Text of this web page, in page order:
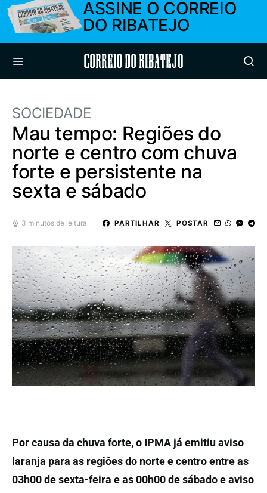
ASSINE O CORREIO
DO RIBATEJO
Correio do Ribatejo
SOCIEDADE
Mau tempo: Regiões do
norte e centro com chuva
forte e persistente na
sexta e sábado
3 minutos de leitura PARTILHAR POSTAR
Por causa da chuva forte, o IPMA já emitiu aviso
laranja para as regiões do norte e centro entre as
03h00 de sexta-feira e as 00h00 de sábado e aviso